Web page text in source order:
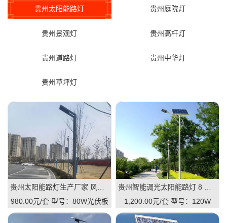
贵州太阳能路灯 贵州庭院灯
贵州景观灯 贵州高杆灯
贵州道路灯 贵州中华灯
贵州草坪灯
980.00元/套 型号：80W光伏板
1,200.00元/套 型号：120W